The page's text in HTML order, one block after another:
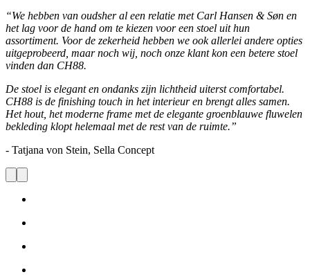
“We hebben van oudsher al een relatie met Carl Hansen & Søn en
het lag voor de hand om te kiezen voor een stoel uit hun
assortiment. Voor de zekerheid hebben we ook allerlei andere opties
uitgeprobeerd, maar noch wij, noch onze klant kon een betere stoel
vinden dan CH88.
De stoel is elegant en ondanks zijn lichtheid uiterst comfortabel.
CH88 is de finishing touch in het interieur en brengt alles samen.
Het hout, het moderne frame met de elegante groenblauwe fluwelen
bekleding klopt helemaal met de rest van de ruimte.”
- Tatjana von Stein, Sella Concept